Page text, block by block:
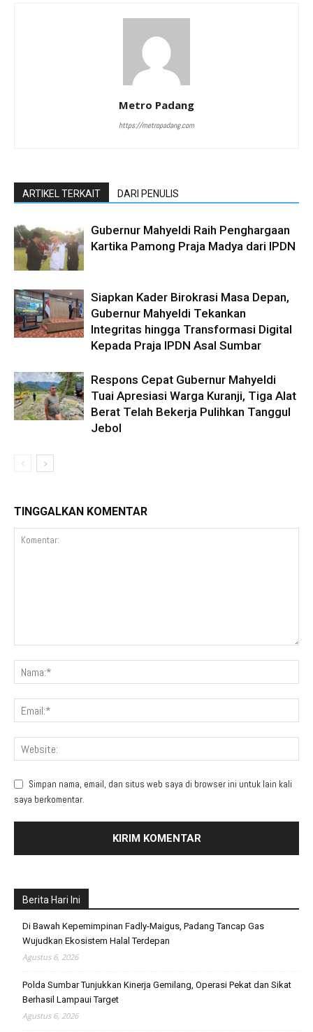
Metro Padang
https://metropadang.com
ARTIKEL TERKAIT DARI PENULIS
Gubernur Mahyeldi Raih Penghargaan
Kartika Pamong Praja Madya dari IPDN
Siapkan Kader Birokrasi Masa Depan,
Gubernur Mahyeldi Tekankan
Integritas hingga Transformasi Digital
Kepada Praja IPDN Asal Sumbar
Respons Cepat Gubernur Mahyeldi
Tuai Apresiasi Warga Kuranji, Tiga Alat
Berat Telah Bekerja Pulihkan Tanggul
Jebol
TINGGALKAN KOMENTAR
Simpan nama, email, dan situs web saya di browser ini untuk lain kali
saya berkomentar.
Berita Hari Ini
Di Bawah Kepemimpinan Fadly-Maigus, Padang Tancap Gas
Wujudkan Ekosistem Halal Terdepan
Agustus 6, 2026
Polda Sumbar Tunjukkan Kinerja Gemilang, Operasi Pekat dan Sikat
Berhasil Lampaui Target
Agustus 6, 2026